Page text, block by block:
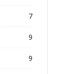
7
9
9